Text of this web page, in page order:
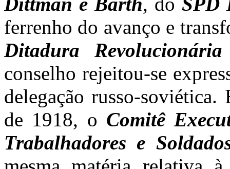
ferrenho do avanço e
Ditadura
conselho rejeitou-se
delegação russo-
de 1918, o Comitê
Trabalhadores e